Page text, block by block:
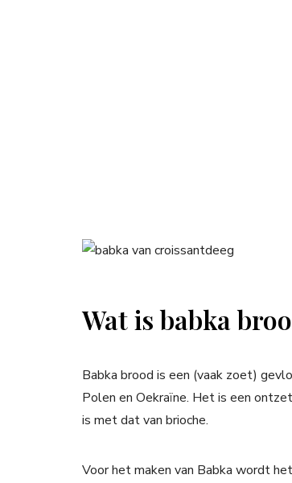
Wat is babka
Babka brood is een (vaak zoet)
Polen en Oekraïne. Het is een
is met dat van brioche.
Voor het maken van Babka wordt